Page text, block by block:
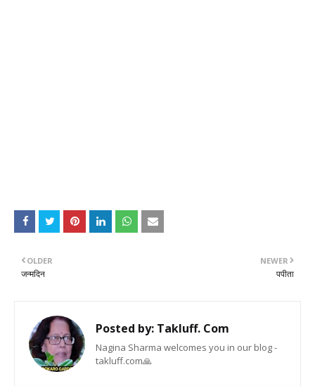
NEWER
पपीता
OLDER
जन्मदिन
Posted by: Takluff. Com
Nagina Sharma welcomes you in our blog -
takluff.com🙏